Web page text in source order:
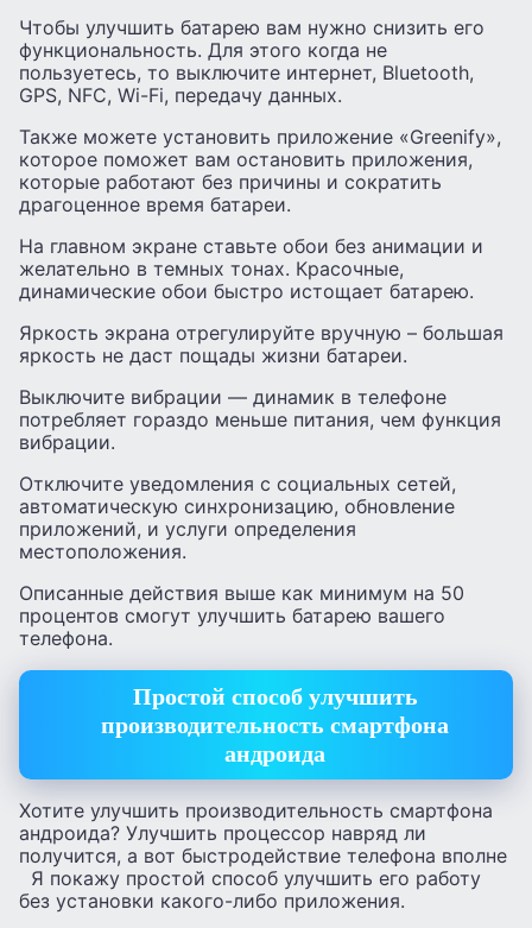
Чтобы улучшить батарею вам нужно снизить его
функциональность. Для этого когда не
пользуетесь, то выключите интернет, Bluetooth,
GPS, NFC, Wi-Fi, передачу данных.
Также можете установить приложение «Greenify»,
которое поможет вам остановить приложения,
которые работают без причины и сократить
драгоценное время батареи.
На главном экране ставьте обои без анимации и
желательно в темных тонах. Красочные,
динамические обои быстро истощает батарею.
Яркость экрана отрегулируйте вручную – большая
яркость не даст пощады жизни батареи.
Выключите вибрации — динамик в телефоне
потребляет гораздо меньше питания, чем функция
вибрации.
Отключите уведомления с социальных сетей,
автоматическую синхронизацию, обновление
приложений, и услуги определения
местоположения.
Описанные действия выше как минимум на 50
процентов смогут улучшить батарею вашего
телефона.
Простой способ улучшить
производительность смартфона
андроида
Хотите улучшить производительность смартфона
андроида? Улучшить процессор навряд ли
получится, а вот быстродействие телефона вполне
Я покажу простой способ улучшить его работу
без установки какого-либо приложения.